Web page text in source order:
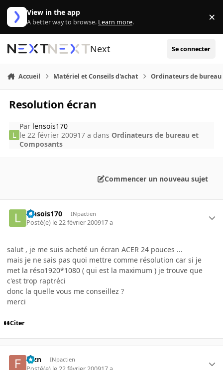
Aller au contenu
View in the app
A better way to browse. Learn more. ×
Next Se connecter
Accueil Matériel et Conseils d'achat Ordinateurs de bureau
Resolution écran
Par lensois170
le 22 février 200917 a dans Ordinateurs de bureau et
Composants
Commencer un nouveau sujet
lensois170 INpactien
Posté(e) le 22 février 200917 a
salut , je me suis acheté un écran ACER 24 pouces ...
mais je ne sais pas quoi mettre comme résolution car si je
met la réso1920*1080 ( qui est la maximum ) je trouve que
c'est trop raptréci
donc la quelle vous me conseillez ?
merci
Citer
fbzn INpactien